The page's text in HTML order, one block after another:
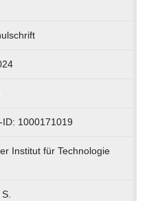
ID: 1000171019
Institut für Technologie